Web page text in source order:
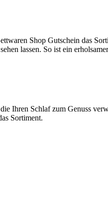
Shop Gutschein das
lassen. So ist ein
Ihren Schlaf zum Genuss
Sortiment.